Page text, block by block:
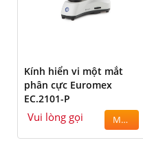
Kính hiển vi một mắt
phân cực Euromex
EC.2101-P
Vui lòng gọi MUA